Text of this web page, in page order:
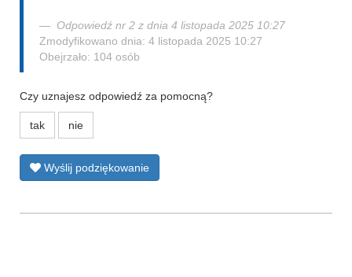
Odpowiedź nr 2 z dnia 4 listopada 2025 10:27
Zmodyfikowano dnia: 4 listopada 2025 10:27
Obejrzało: 104 osób
Czy uznajesz odpowiedź za pomocną?
tak nie
Wyślij podziękowanie